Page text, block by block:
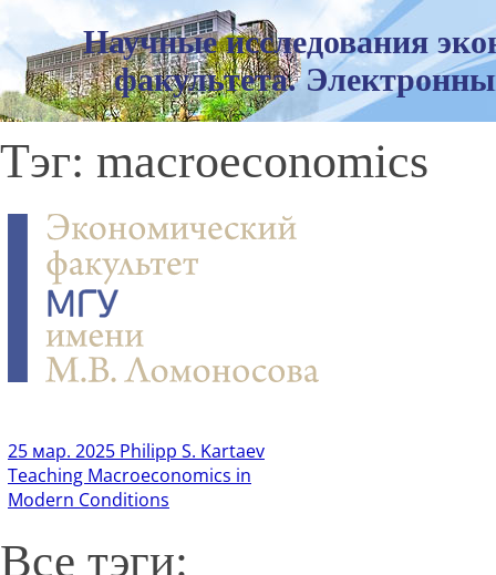
Научные исследования
факультета.
Тэг: macroeconomics
25 мар. 2025 Philipp S. Kartaev
Teaching Macroeconomics in
Modern Conditions
Все тэги: